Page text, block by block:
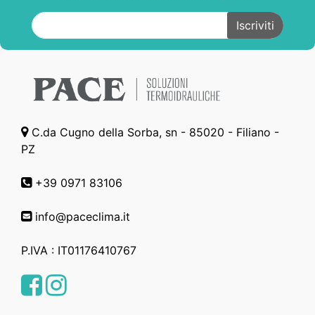
C.da Cugno della Sorba, sn - 85020 - Filiano -
PZ
+39 0971 83106
info@paceclima.it
P.IVA : IT01176410767
Facebook
Instagram